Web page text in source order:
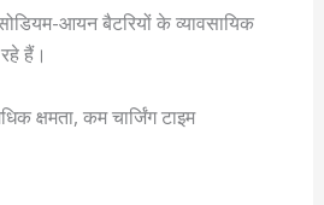
आयन बैटरियों के व्यावसायिक
हैं।
क्षमता, कम चार्जिंग टाइम